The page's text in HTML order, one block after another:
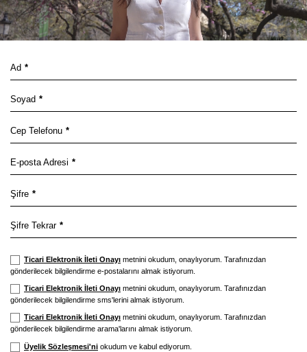
Ad *
Soyad *
Cep Telefonu *
E-posta Adresi *
Şifre *
Şifre Tekrar *
Ticari Elektronik İleti Onayı metnini okudum, onaylıyorum. Tarafınızdan
gönderilecek bilgilendirme e-postalarını almak istiyorum.
Ticari Elektronik İleti Onayı metnini okudum, onaylıyorum. Tarafınızdan
gönderilecek bilgilendirme sms'lerini almak istiyorum.
Ticari Elektronik İleti Onayı metnini okudum, onaylıyorum. Tarafınızdan
gönderilecek bilgilendirme arama'larını almak istiyorum.
Üyelik Sözleşmesi'ni okudum ve kabul ediyorum.